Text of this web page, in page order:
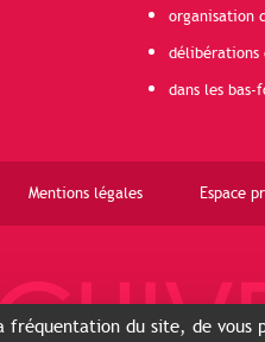
organisation
délibérations
dans les bas-
Mentions légales Espace
fréquentation du site, de